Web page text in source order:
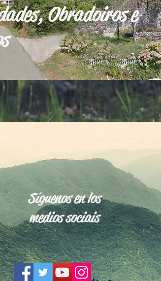
Obradoiros e
Ver
Síguenos en los
medios sociais